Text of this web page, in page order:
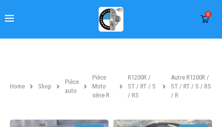
0
Home Shop
Pièce
auto
Pièce
Moto
série R
R1200R /
ST / RT / S
/ RS
Autre R1200R /
ST / RT / S / RS
/ R